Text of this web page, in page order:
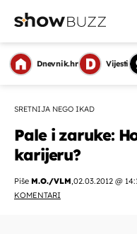
Dnevnik.hr Vijesti
SRETNIJA NEGO IKAD
Pale i zaruke:
karijeru?
Piše M.O./VLM,02.03.2012 @
KOMENTARI